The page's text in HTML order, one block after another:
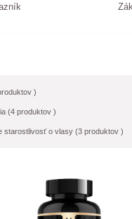
)
(4 produktov )
starostlivosť o vlasy (3 produktov )